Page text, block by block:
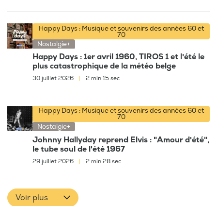
Happy Days : Musique et souvenirs des années 60 et
70
Nostalgie+
Happy Days : 1er avril 1960, TIROS 1 et l'été le
plus catastrophique de la météo belge
30 juillet 2026 2 min 15 sec
Happy Days : Musique et souvenirs des années 60 et
70
Nostalgie+
Johnny Hallyday reprend Elvis : "Amour d'été",
le tube soul de l'été 1967
29 juillet 2026 2 min 28 sec
Voir plus